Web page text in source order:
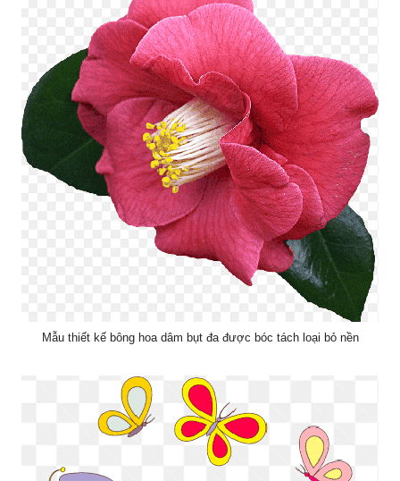
Mẫu thiết kế bông hoa dâm bụt đa được bóc tách loại bỏ nền